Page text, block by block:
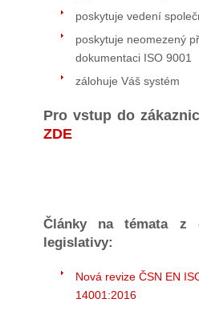
poskytuje vedení
poskytuje neomezený
dokumentaci ISO 9001
zálohuje Váš systém
Pro vstup do
ZDE
Články na témata z
legislativy:
Nová revize ČSN EN
14001:2016